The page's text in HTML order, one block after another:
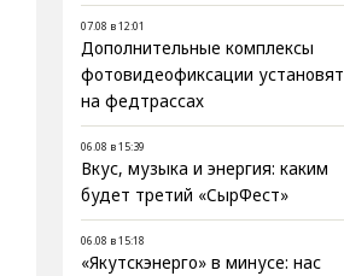
07.08 в 12:01
Дополнительные комплексы
фотовидеофиксации установят
на федтрассах
06.08 в 15:39
Вкус, музыка и энергия: каким
будет третий «СырФест»
06.08 в 15:18
«Якутскэнерго» в минусе: нас